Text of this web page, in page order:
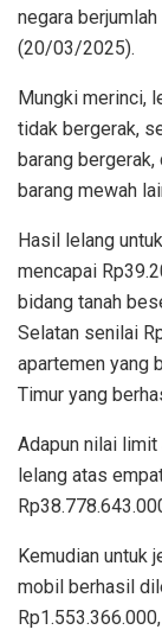
negara
(20/03/2025).
Mungki merinci,
tidak bergerak,
barang bergerak,
barang mewah
Hasil lelang
mencapai
bidang tanah
Selatan senilai
apartemen yang
Timur yang
Adapun nilai
lelang atas
Kemudian untuk
mobil berhasil